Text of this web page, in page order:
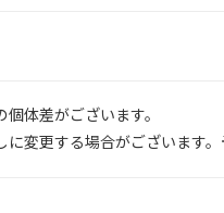
体差がございます。
に変更する場合がございます